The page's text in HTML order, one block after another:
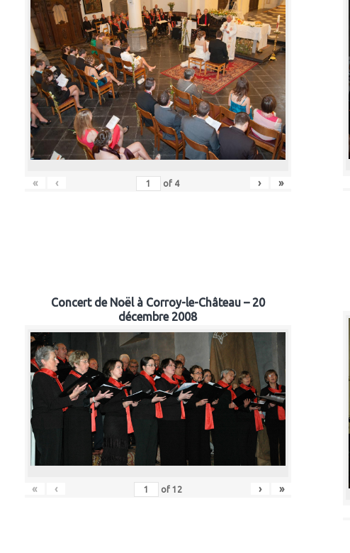
« ‹ of 4 › »
Concert de Noël à Corroy-le-Château – 20
décembre 2008
« ‹ of 12 › »